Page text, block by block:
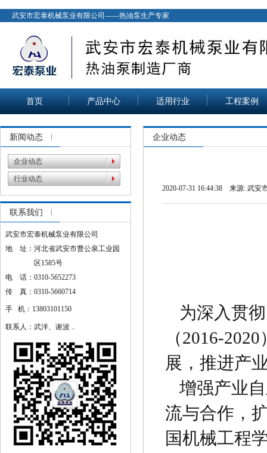
武安市宏泰机械泵业有限公司——热油泵生产专家
首页 产品中心 适用行业 工程案例
新闻动态
企业动态
行业动态
联系我们
武安市宏泰机械泵业有限公司
地 址：河北省武安市曹公泉工业园
区1585号
电 话：0310-5652273
传 真：0310-5660714
手 机：13803101150
联系人：武洋、谢波 ..
企业动态
2020-07-31 16:44:38 来源: 武安
为深入贯
（2016-
展，推进产
增强产业
流与合作，
国机械工程